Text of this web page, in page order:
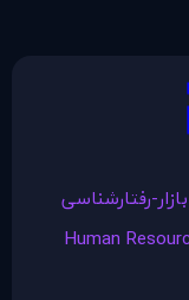
رفتارشناسی
Human